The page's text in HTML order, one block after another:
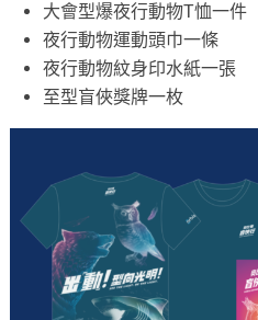
大會型爆夜行動物T恤一件
夜行動物運動頭巾一條
夜行動物紋身印水紙一張
至型盲俠獎牌一枚